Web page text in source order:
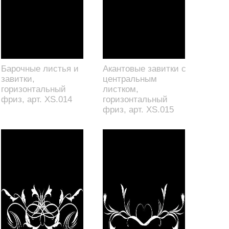
Барочные листья и
завитки,
горизонтальный
фриз, арт. XS.014
Акантовые завитки с
центральным
листком,
горизонтальный
фриз, арт. XS.015